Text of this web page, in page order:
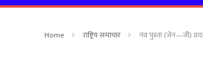
Home राष्ट्रिय समाचार नव पुस्ता (जेन—जी)